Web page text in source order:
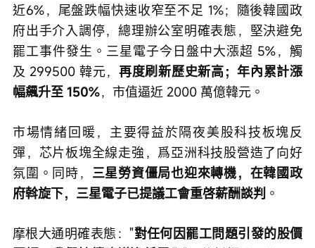
近6%，尾盤跌幅快速收窄至不足 1%；隨後韓國政
府出手介入調停，總理辦公室明確表態，堅決避免
罷工事件發生。三星電子今日盤中大漲超 5%，觸
及 299500 韓元，再度刷新歷史新高；年內累計漲
幅飆升至 150%，市值逼近 2000 萬億韓元。
市場情緒回暖，主要得益於隔夜美股科技板塊反
彈，芯片板塊全線走強，爲亞洲科技股營造了向好
氛圍。同時， 三星勞資僵局也迎來轉機，在韓國政
府斡旋下，三星電子已提議工會重啓薪酬談判 。
摩根大通明確表態："對任何因罷工問題引發的股價